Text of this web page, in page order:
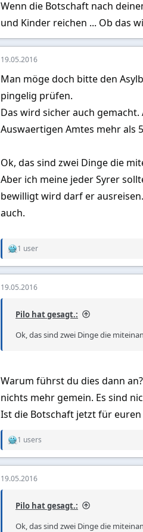
Wenn die Botschaft nach
und Kinder reichen ... Ob das
19.05.2016
Man möge doch bitte den
pingelig prüfen.
Das wird sicher auch
Auswaertigen Amtes mehr als
Ok, das sind zwei Dinge die
Aber ich meine jeder Syrer
bewilligt wird darf er
auch.
R
t
1 user
19.05.2016
Pilo hat gesagt.:
Ok, das sind zwei Dinge die
Warum führst du dies dann
nichts mehr gemein. Es sind
Ist die Botschaft jetzt für
R
t
1 users
19.05.2016
Pilo hat gesagt.:
Ok, das sind zwei Dinge die